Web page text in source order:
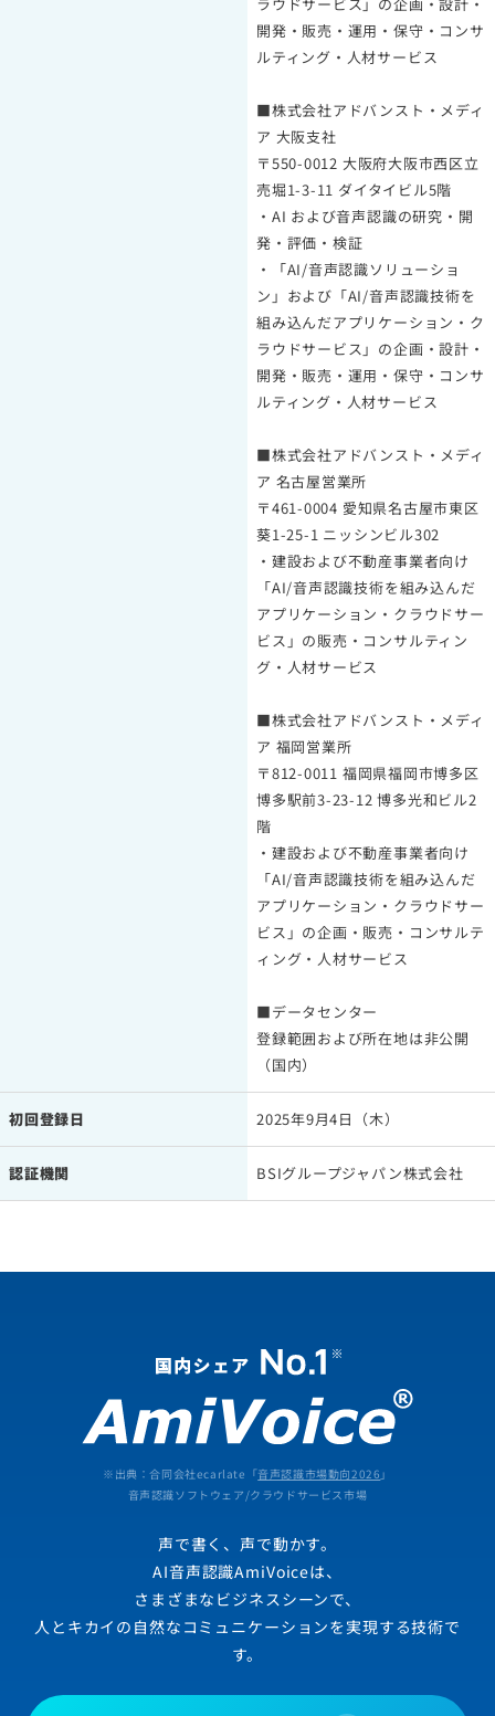
開発・販売・運用・保守・コンサ
ルティング・人材サービス
■株式会社アドバンスト・メディ
ア 大阪支社
〒550-0012 大阪府大阪市西区立
売堀1-3-11 ダイタイビル5階
・AI および音声認識の研究・開
発・評価・検証
・「AI/音声認識ソリューショ
ン」および「AI/音声認識技術を
組み込んだアプリケーション・ク
ラウドサービス」の企画・設計・
開発・販売・運用・保守・コンサ
ルティング・人材サービス
■株式会社アドバンスト・メディ
ア 名古屋営業所
〒461-0004 愛知県名古屋市東区
葵1-25-1 ニッシンビル302
・建設および不動産事業者向け
「AI/音声認識技術を組み込んだ
アプリケーション・クラウドサー
ビス」の販売・コンサルティン
グ・人材サービス
■株式会社アドバンスト・メディ
ア 福岡営業所
〒812-0011 福岡県福岡市博多区
博多駅前3-23-12 博多光和ビル2
階
・建設および不動産事業者向け
「AI/音声認識技術を組み込んだ
アプリケーション・クラウドサー
ビス」の企画・販売・コンサルテ
ィング・人材サービス
■データセンター
登録範囲および所在地は非公開
（国内）
初回登録日 2025年9月4日（木）
認証機関 BSIグループジャパン株式会社
※出典：合同会社ecarlate「音声認識市場動向2026 」
音声認識ソフトウェア/クラウドサービス市場
声で書く、声で動かす。
AI音声認識AmiVoiceは、
さまざまなビジネスシーンで、
人とキカイの自然なコミュニケーションを実現する技術で
す。